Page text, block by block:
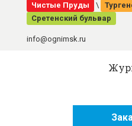
Чистые Пруды
\
Сретенский бульвар
info@ognimsk.ru